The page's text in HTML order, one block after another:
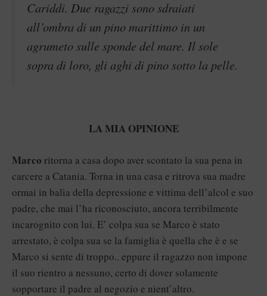
Cariddi. Due ragazzi sono sdraiati
all’ombra di un pino marittimo in un
agrumeto sulle sponde del mare. Il sole
sopra di loro, gli aghi di pino sotto la pelle.
LA MIA OPINIONE
Marco ritorna a casa dopo aver scontato la sua pena in
carcere a Catania. Torna in una casa e ritrova sua madre
ormai in balìa della depressione e vittima dell’alcol e suo
padre, che mai l’ha riconosciuto, ancora terribilmente
incarognito con lui. E’ colpa sua se Marco è stato
arrestato, è colpa sua se la famiglia è quella che è e se
Marco si sente di troppo.. eppure il ragazzo non impone
il suo rientro a nessuno, certo di dover solamente
sopportare il padre al negozio e nient’altro.